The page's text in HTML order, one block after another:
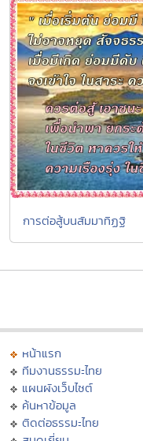
การต่อสู้บนสัมมาทิฏฐิ
หน้าแรก
ทีมงานธรรมะไทย
แผนผังเว็บไซต์
ค้นหาข้อมูล
ติดต่อธรรมะไทย